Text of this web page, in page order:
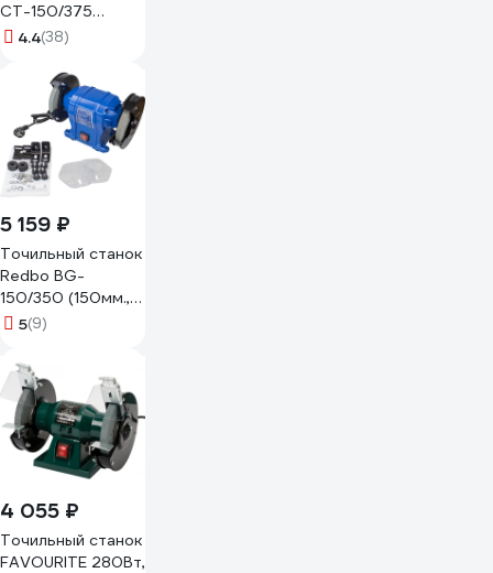
СТ-150/375
160301251
4.4(38)
5 159 ₽
Точильный станок
Redbo BG-
150/350 (150мм.,
350Вт.) 39169
5(9)
4 055 ₽
Точильный станок
FAVOURITE 280Вт,